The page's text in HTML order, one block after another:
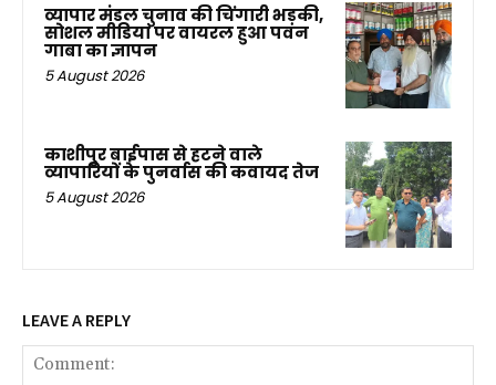
व्यापार मंडल चुनाव की चिंगारी भड़की,
सोशल मीडिया पर वायरल हुआ पवन
गाबा का ज्ञापन
5 August 2026
काशीपुर बाईपास से हटने वाले
व्यापारियों के पुनर्वास की कवायद तेज
5 August 2026
LEAVE A REPLY